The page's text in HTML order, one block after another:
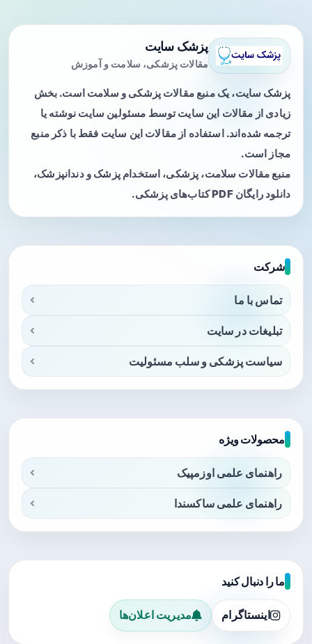
پزشک سایت
مقالات پزشکی، سلامت و آموزش
پزشک سایت، یک منبع مقالات پزشکی و سلامت است. بخش
زیادی از مقالات این سایت توسط مسئولین سایت نوشته یا
ترجمه شده‌اند. استفاده از مقالات این سایت فقط با ذکر منبع
مجاز است.
منبع مقالات سلامت، پزشکی، استخدام پزشک و دندانپزشک،
دانلود رایگان PDF کتاب‌های پزشکی.
شرکت
تماس با ما
تبلیغات در سایت
سیاست پزشکی و سلب مسئولیت
محصولات ویژه
راهنمای علمی اوزمپیک
راهنمای علمی ساکسندا
ما را دنبال کنید
اینستاگرام مدیریت اعلان‌ها